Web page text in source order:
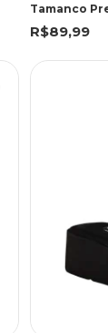
Tamanco
R$89,99